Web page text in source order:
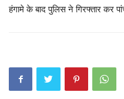
हंगामे के बाद पुलिस ने गिरफ्तार कर